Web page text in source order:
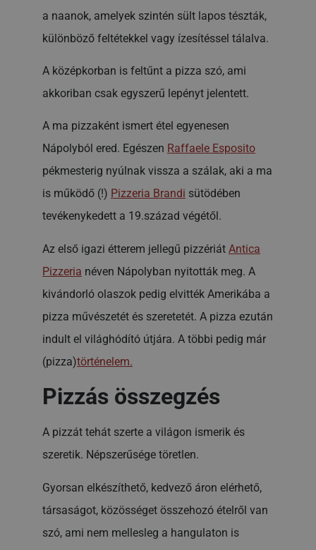
a naanok, amelyek szintén sült lapos tészták,
különböző feltétekkel vagy ízesítéssel tálalva.
A középkorban is feltűnt a pizza szó, ami
akkoriban csak egyszerű lepényt jelentett.
A ma pizzaként ismert étel egyenesen
Nápolyból ered. Egészen Raffaele Esposito
pékmesterig nyúlnak vissza a szálak, aki a ma
is működő (!) Pizzeria Brandi sütödében
tevékenykedett a 19.század végétől.
Az első igazi étterem jellegű pizzériát Antica
Pizzeria néven Nápolyban nyitották meg. A
kivándorló olaszok pedig elvitték Amerikába a
pizza művészetét és szeretetét. A pizza ezután
indult el világhódító útjára. A többi pedig már
(pizza)történelem.
Pizzás összegzés
A pizzát tehát szerte a világon ismerik és
szeretik. Népszerűsége töretlen.
Gyorsan elkészíthető, kedvező áron elérhető,
társaságot, közösséget összehozó ételről van
szó, ami nem mellesleg a hangulaton is